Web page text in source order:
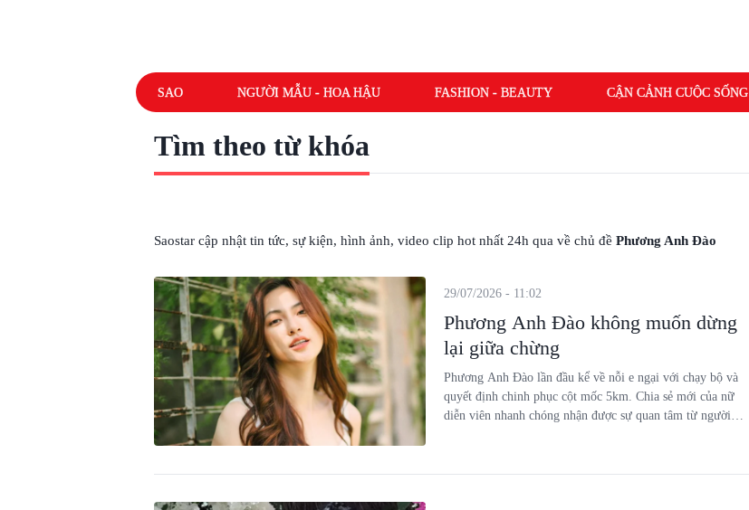
SAO NGƯỜI MẪU - HOA HẬU FASHION - BEAUTY CẬN CẢNH CUỘC SỐNG
Tìm theo từ khóa
Saostar cập nhật tin tức, sự kiện, hình ảnh, video clip hot nhất 24h qua về chủ đề Phương Anh Đào
Phương Anh Đào không muốn dừng
lại giữa chừng
29/07/2026 - 11:02
Phương Anh Đào lần đầu kể về nỗi e ngại với chạy bộ và
quyết định chinh phục cột mốc 5km. Chia sẻ mới của nữ
diễn viên nhanh chóng nhận được sự quan tâm từ người